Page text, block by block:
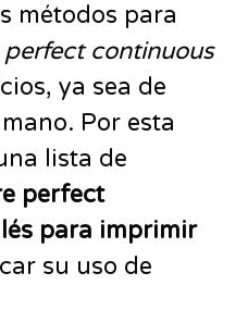
métodos para
continuous
ya sea de
Por esta
lista de
perfect
para imprimir
su uso de